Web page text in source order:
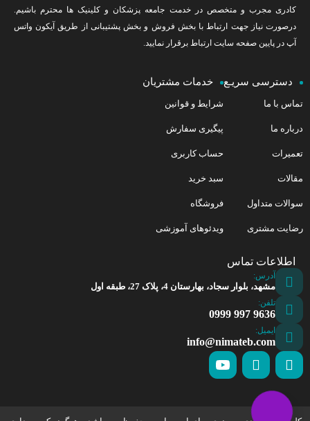
کادری مجرب و متخصص در خدمت جامعه پزشکان و کلینیک ها محترم باشیم.
درصورت نیاز جهت ارتباط با بخش فروش و بخش پشتیبانی از طریق آیکون واتس
آپ در پایین صفحه سایت ارتباط برقرار نمایید.
دسترسی سریـع
تماس با ما
درباره ما
تعمیرات
مقالات
سوالات متداول
رضایت مشتری
خدمات مشتریان
شرایط و قوانین
پیگیری سفارش
حساب کاربری
سبد خرید
فروشگاه
ویدئوهای آموزشی
اطلاعات تماس
آدرس:
مشهد، بلوار سجاد، بهارستان 4، پلاک 27، طبقه اول
تلفن:
9636 997 0999
ایمیل:
info@nimateb.com